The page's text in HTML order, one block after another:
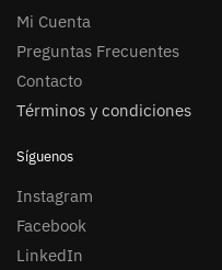
Mi Cuenta
Preguntas Frecuentes
Contacto
Términos y condiciones
Síguenos
Instagram
Facebook
LinkedIn